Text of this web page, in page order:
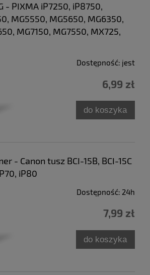
- PIXMA iP7250, iP8750,
MG5550, MG5650, MG6350,
MG7150, MG7550, MX725,
Dostępność: jest
6,99 zł
do koszyka
- Canon tusz BCI-15B, BCI-15C
iP80
Dostępność: 24h
7,99 zł
do koszyka